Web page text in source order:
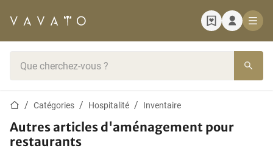
Page d'accueil
Catégories Hospitalité Inventaire
Autres articles d'aménagement pour
restaurants